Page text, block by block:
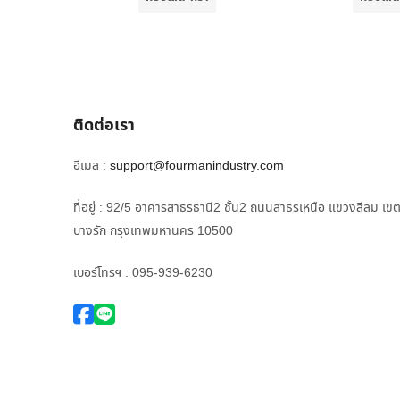
ติดต่อเรา
อีเมล : support@fourmanindustry.com
ที่อยู่ : 92/5 อาคารสาธรธานี2 ชั้น2 ถนนสาธรเหนือ แขวงสีลม เขต
บางรัก กรุงเทพมหานคร 10500
เบอร์โทรฯ : 095-939-6230